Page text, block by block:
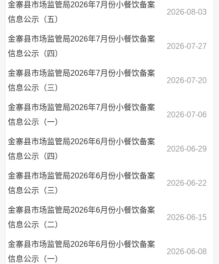
金寨县市场监管局2026年7月份小餐饮备案
信息公示（五）
2026-08-03
金寨县市场监管局2026年7月份小餐饮备案
信息公示（四）
2026-07-27
金寨县市场监管局2026年7月份小餐饮备案
信息公示（三）
2026-07-20
金寨县市场监管局2026年7月份小餐饮备案
信息公示（一）
2026-07-06
金寨县市场监管局2026年6月份小餐饮备案
信息公示（四）
2026-06-29
金寨县市场监管局2026年6月份小餐饮备案
信息公示（三）
2026-06-22
金寨县市场监管局2026年6月份小餐饮备案
信息公示（二）
2026-06-15
金寨县市场监管局2026年6月份小餐饮备案
信息公示（一）
2026-06-08